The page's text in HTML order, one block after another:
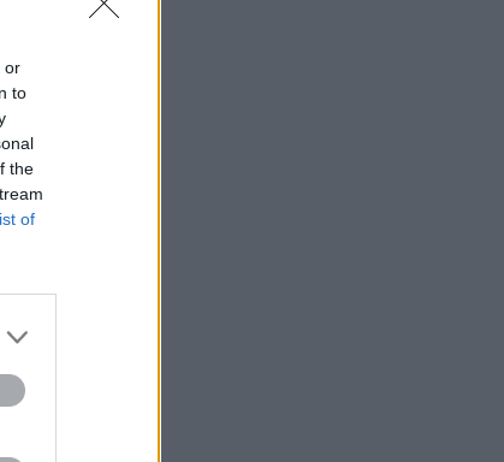
or
to
the
of